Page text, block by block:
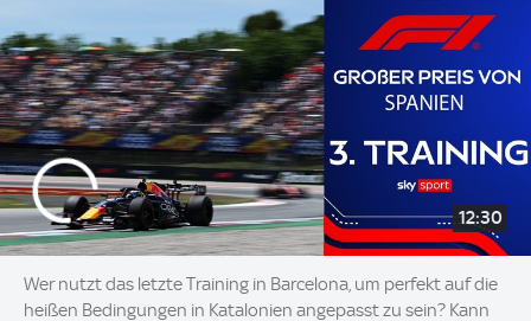
12:30
Wer nutzt das letzte Training in Barcelona, um perfekt auf die
heißen Bedingungen in Katalonien angepasst zu sein? Kann